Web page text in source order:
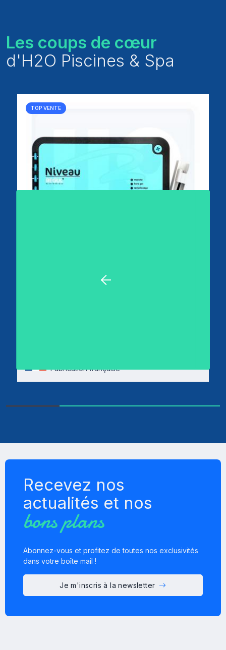
Les coups de cœur
d'H2O Piscines & Spa
TOP VENTE
Fabrication française
Recevez nos
actualités et nos
bons plans
Abonnez-vous et profitez de toutes nos exclusivités
dans votre boîte mail !
Je m'inscris à la newsletter